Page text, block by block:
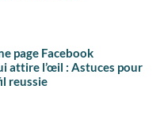
page Facebook
attire l’œil : Astuces pour
reussie